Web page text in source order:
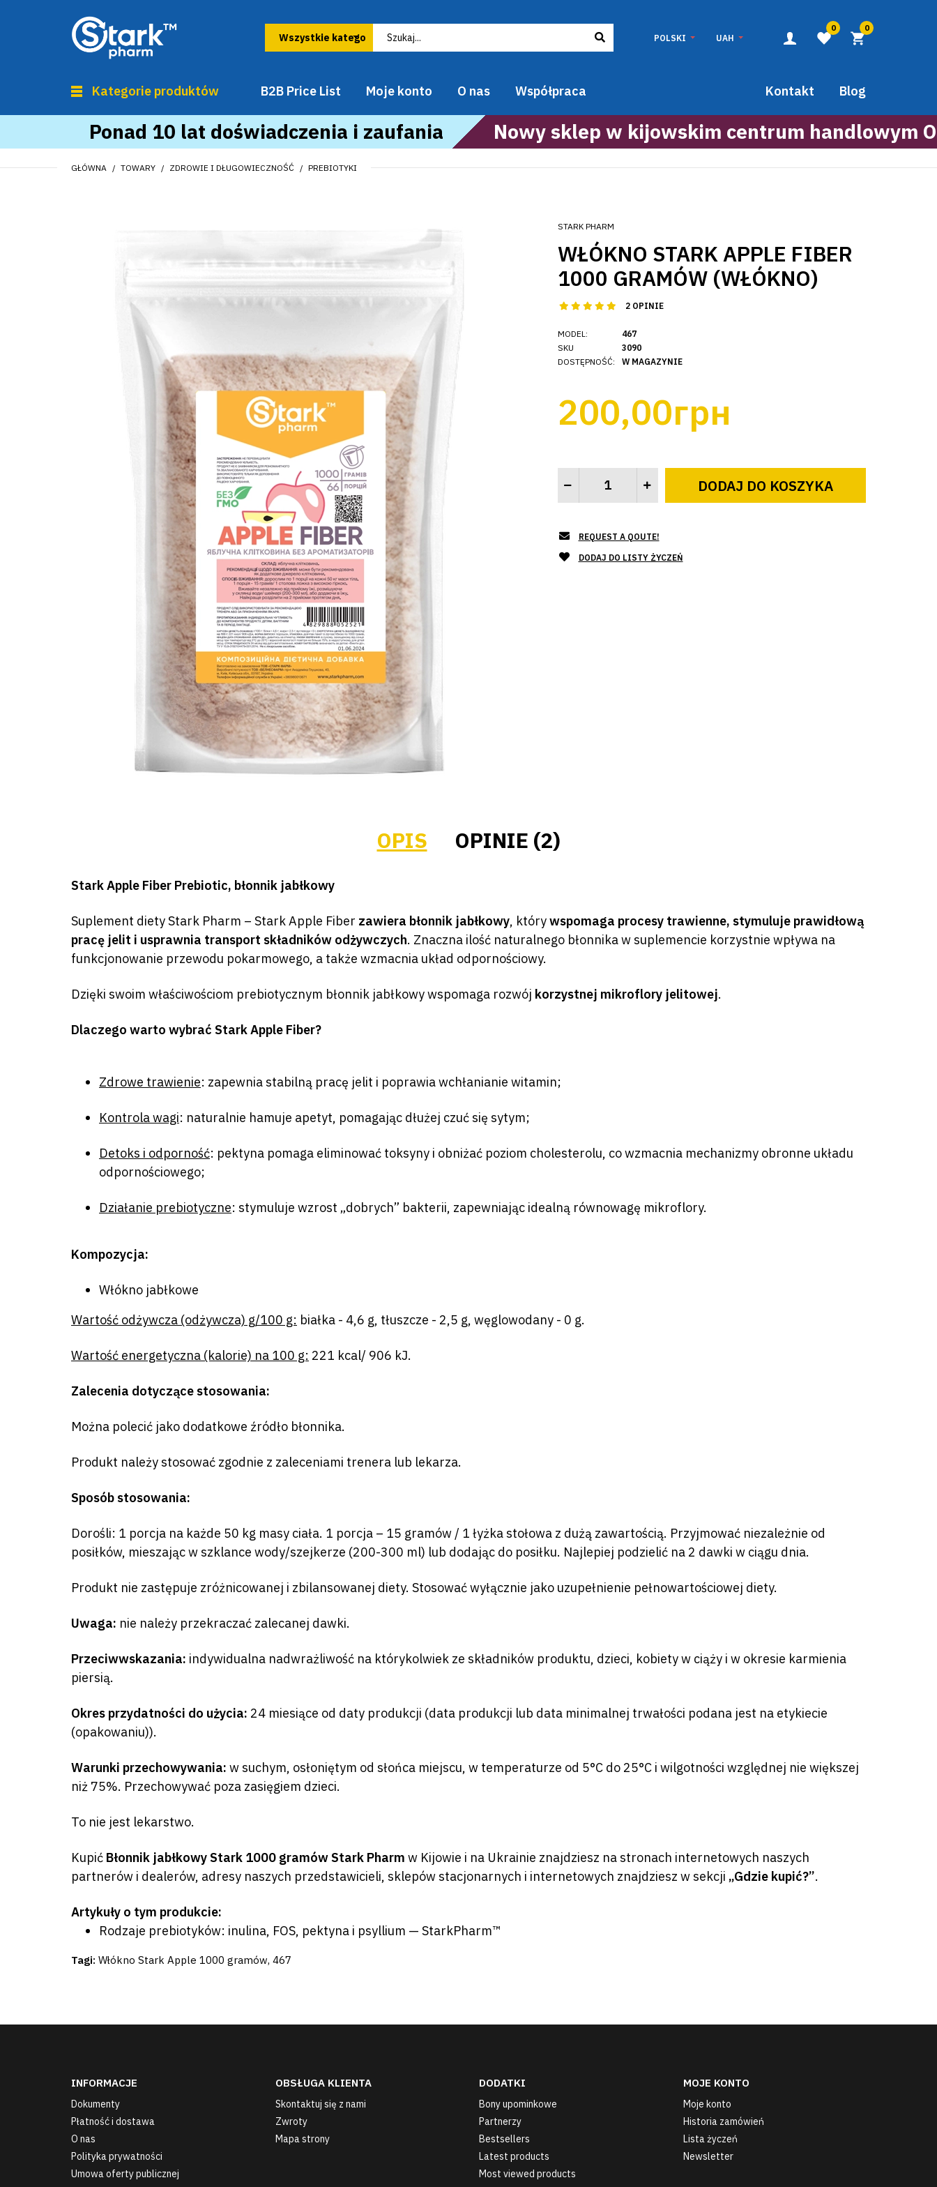
POLSKI UAH
0 0
Kategorie produktów B2B Price List Moje konto O nas Współpraca Blog
Kontakt
Ponad 10 lat doświadczenia i zaufania Nowy sklep w kijowskim centrum handlowym
GŁÓWNA TOWARY ZDROWIE I DŁUGOWIECZNOŚĆ PREBIOTYKI
STARK PHARM
WŁÓKNO STARK APPLE FIBER
1000 GRAMÓW (WŁÓKNO)
2 OPINIE
MODEL:
SKU
DOSTĘPNOŚĆ:
467
3090
W MAGAZYNIE
200,00грн
REQUEST A QOUTE!
DODAJ DO LISTY ŻYCZEŃ
OPIS OPINIE (2)
Stark Apple Fiber Prebiotic, błonnik jabłkowy
Suplement diety Stark Pharm – Stark Apple Fiber zawiera błonnik jabłkowy, którywspomaga procesy trawienne, stymuluje prawidłową
pracę jelit i usprawnia transport składników odżywczych. Znaczna ilość naturalnego błonnika w suplemencie korzystnie wpływa na
funkcjonowanie przewodu pokarmowego, a także wzmacnia układ odpornościowy.
Dzięki swoim właściwościom prebiotycznym błonnik jabłkowy wspomaga rozwój korzystnej mikroflory jelitowej.
Dlaczego warto wybrać Stark Apple Fiber?
Zdrowe trawienie: zapewnia stabilną pracę jelit i poprawia wchłanianie witamin;
Kontrola wagi: naturalnie hamuje apetyt, pomagając dłużej czuć się sytym;
Detoks i odporność: pektyna pomaga eliminować toksyny i obniżać poziom cholesterolu, co wzmacnia mechanizmy obronne układu
odpornościowego;
Działanie prebiotyczne: stymuluje wzrost „dobrych” bakterii, zapewniając idealną równowagę mikroflory.
Kompozycja:
Włókno jabłkowe
Wartość odżywcza (odżywcza) g/100 g: białka - 4,6 g, tłuszcze - 2,5 g, węglowodany - 0 g.
Wartość energetyczna (kalorie) na 100 g: 221 kcal/ 906 kJ.
Zalecenia dotyczące stosowania:
Można polecić jako dodatkowe źródło błonnika.
Produkt należy stosować zgodnie z zaleceniami trenera lub lekarza.
Sposób stosowania:
Dorośli: 1 porcja na każde 50 kg masy ciała. 1 porcja – 15 gramów / 1 łyżka stołowa z dużą zawartością. Przyjmować niezależnie od
posiłków, mieszając w szklance wody/szejkerze (200-300 ml) lub dodając do posiłku. Najlepiej podzielić na 2 dawki w ciągu dnia.
Produkt nie zastępuje zróżnicowanej i zbilansowanej diety. Stosować wyłącznie jako uzupełnienie pełnowartościowej diety.
Uwaga: nie należy przekraczać zalecanej dawki.
Przeciwwskazania: indywidualna nadwrażliwość na którykolwiek ze składników produktu, dzieci, kobiety w ciąży i w okresie karmienia
piersią.
Okres przydatności do użycia: 24 miesiące od daty produkcji (data produkcji lub data minimalnej trwałości podana jest na etykiecie
(opakowaniu)).
Warunki przechowywania: w suchym, osłoniętym od słońca miejscu, w temperaturze od 5°C do 25°C i wilgotności względnej nie większej
niż 75%. Przechowywać poza zasięgiem dzieci.
To nie jest lekarstwo.
Kupić Błonnik jabłkowy Stark 1000 gramów Stark Pharm w Kijowie i na Ukrainie znajdziesz na stronach internetowych naszych
partnerów i dealerów, adresy naszych przedstawicieli, sklepów stacjonarnych i internetowych znajdziesz w sekcji „Gdzie kupić?”.
Artykuły o tym produkcie:
Rodzaje prebiotyków: inulina, FOS, pektyna i psyllium — StarkPharm™
Tagi: Włókno Stark Apple 1000 gramów, 467
INFORMACJE
Dokumenty
Płatność i dostawa
O nas
Polityka prywatności
Umowa oferty publicznej
OBSŁUGA KLIENTA
Skontaktuj się z nami
Zwroty
Mapa strony
DODATKI
Bony upominkowe
Partnerzy
Bestsellers
Latest products
Most viewed products
MOJE KONTO
Moje konto
Historia zamówień
Lista życzeń
Newsletter